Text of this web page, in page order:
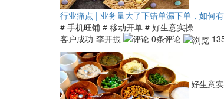
行业痛点 | 业务量大了下错单漏下单，如何
# 手机旺铺 # 移动开单 # 好生意实操
客户成功-李开振
0条评论
好生意